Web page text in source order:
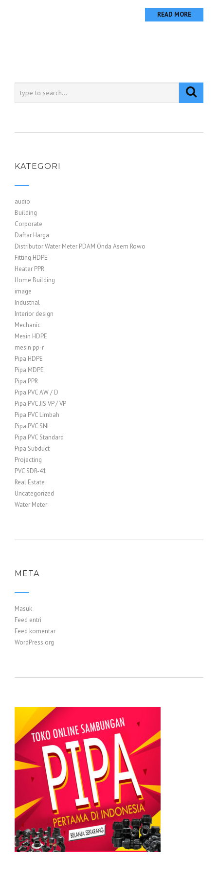
READ MORE
KATEGORI
audio
Building
Corporate
Daftar Harga
Distributor Water Meter PDAM Onda Asem Rowo
Fitting HDPE
Heater PPR
Home Building
image
Industrial
Interior design
Mechanic
Mesin HDPE
mesin pp-r
Pipa HDPE
Pipa MDPE
Pipa PPR
Pipa PVC AW / D
Pipa PVC JIS VP / VP
Pipa PVC Limbah
Pipa PVC SNI
Pipa PVC Standard
Pipa Subduct
Projecting
PVC SDR-41
Real Estate
Uncategorized
Water Meter
META
Masuk
Feed entri
Feed komentar
WordPress.org